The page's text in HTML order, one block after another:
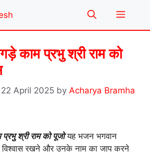
Menu
काम प्रभु श्री राम को
22 April 2025 by Acharya Bramha
श्री राम को पूजोयह भजन भगवान
विश्वास रखने और उनके नाम का जाप करने